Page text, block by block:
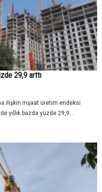
29,9 arttı
ilişkin inşaat üretim endeksi
yıllık bazda yüzde 29,9...